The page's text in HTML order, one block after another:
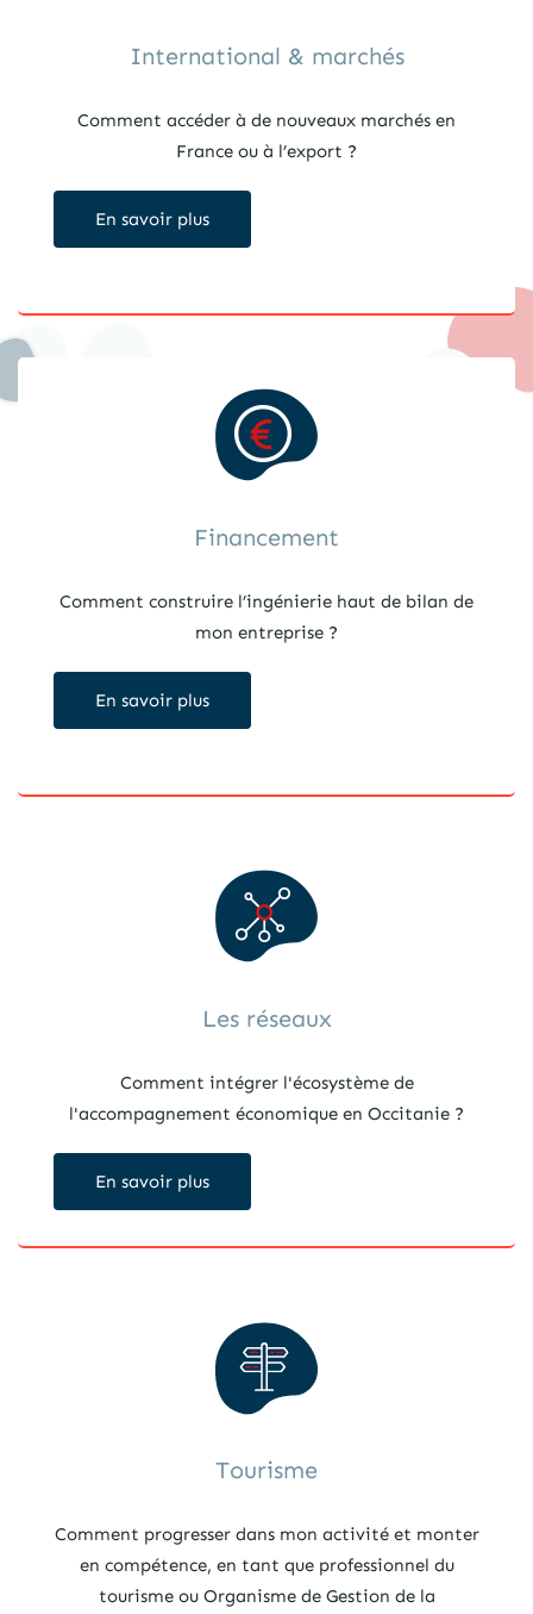
International & marchés
Comment accéder à de nouveaux marchés en
France ou à l’export ?
En savoir plus
Financement
Comment construire l’ingénierie haut de bilan de
mon entreprise ?
En savoir plus
Les réseaux
Comment intégrer l'écosystème de
l'accompagnement économique en Occitanie ?
En savoir plus
Tourisme
Comment progresser dans mon activité et monter
en compétence, en tant que professionnel du
tourisme ou Organisme de Gestion de la